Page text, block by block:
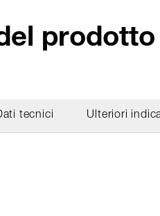
tecnici Ulteriori